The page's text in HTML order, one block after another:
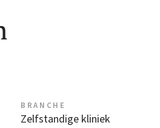
BRANCHE
Zelfstandige kliniek